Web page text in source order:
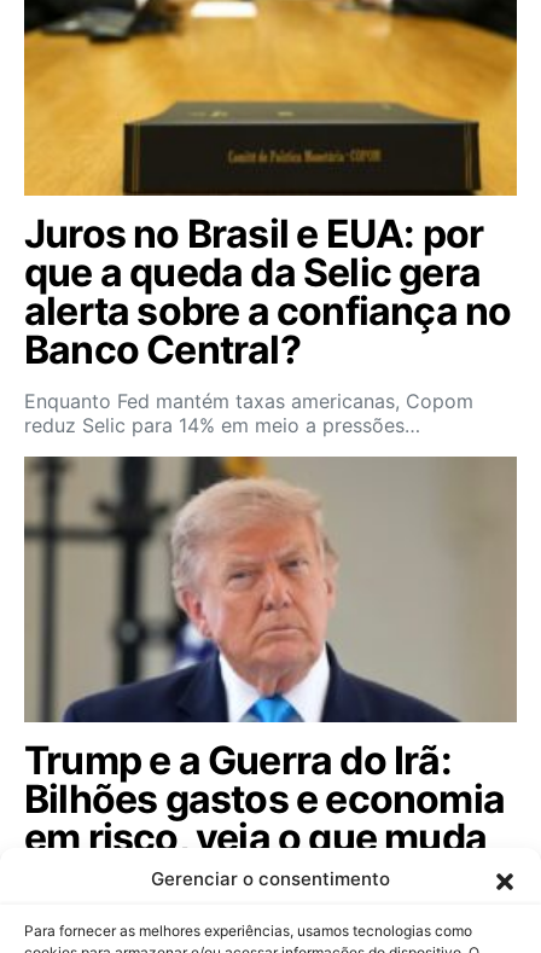
Gerenciar o consentimento
Para fornecer as melhores experiências, usamos tecnologias como
Juros no Brasil e EUA: por
que a queda da Selic gera
alerta sobre a confiança no
Banco Central?
Enquanto Fed mantém taxas americanas, Copom
reduz Selic para 14% em meio a pressões…
Trump e a Guerra do Irã:
Bilhões gastos e economia
em risco, veja o que muda
Entenda como o conflito que custou US$ 37,5